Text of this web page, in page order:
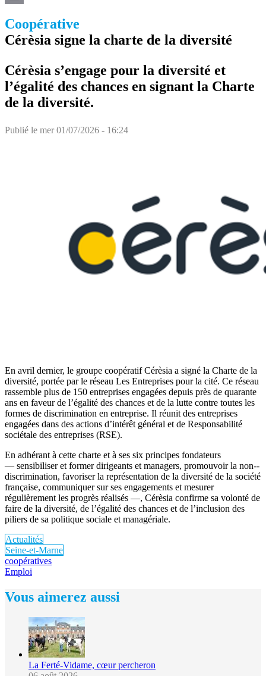
Coopérative
Cérèsia signe la charte de la diversité
Cérèsia s’engage pour la diversité et
l’égalité des chances en signant la Charte
de la diversité.
Publié le mer 01/07/2026 - 16:24
En avril dernier, le groupe coopératif Cérèsia a signé la Charte de la
diversité, portée par le réseau Les Entreprises pour la cité. Ce réseau
rassemble plus de 150 entreprises engagées depuis près de quarante
ans en faveur de l’égalité des chances et de la lutte contre toutes les
formes de discrimination en entreprise. Il réunit des entreprises
engagées dans des actions d’intérêt général et de Responsabilité
sociétale des entreprises (RSE).
En adhérant à cette charte et à ses six principes fondateurs
— sensibiliser et former dirigeants et managers, promouvoir la non-­
discrimination, favoriser la représentation de la diversité de la société
française, communiquer sur ses engagements et mesurer
régulièrement les progrès réalisés —, Cérèsia confirme sa volonté de
faire de la diversité, de l’égalité des chances et de l’inclusion des
piliers de sa politique sociale et managériale.
Actualités
Seine-et-Marne
coopératives
Emploi
Vous aimerez aussi
La Ferté-Vidame, cœur percheron